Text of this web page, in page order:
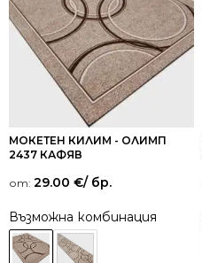
МОКЕТЕН КИЛИМ - ОЛИМП
2437 КАФЯВ
от: 29.00 €/ бр.
Възможна комбинация